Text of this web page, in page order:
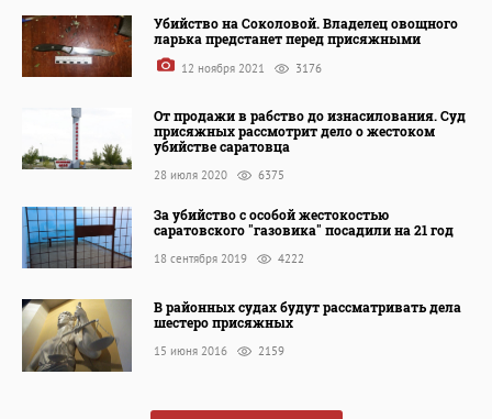
Убийство на Соколовой. Владелец овощного
ларька предстанет перед присяжными
12 ноября 2021 3176
От продажи в рабство до изнасилования. Суд
присяжных рассмотрит дело о жестоком
убийстве саратовца
28 июля 2020 6375
За убийство с особой жестокостью
саратовского "газовика" посадили на 21 год
18 сентября 2019 4222
В районных судах будут рассматривать дела
шестеро присяжных
15 июня 2016 2159